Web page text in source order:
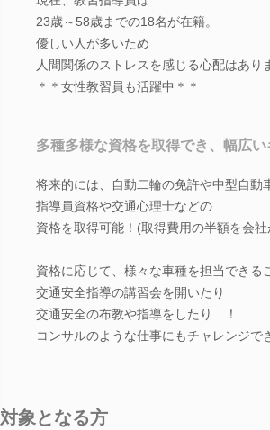
23歳～58歳までの18名が在籍。
優しい人が多いため
人間関係のストレスを感じる心配はあり
＊＊女性教習員も活躍中＊＊
多種多様な資格を取得でき、幅広
将来的には、自動二輪の免許や中型自動
指導員資格や交通心理士などの
資格を取得可能！(取得費用の半額を会社
資格に応じて、様々な車種を担当できる
交通安全指導の講習会を開いたり
交通安全の布教や指導をしたり…！
コンサルのような仕事にもチャレンジで
対象となる方